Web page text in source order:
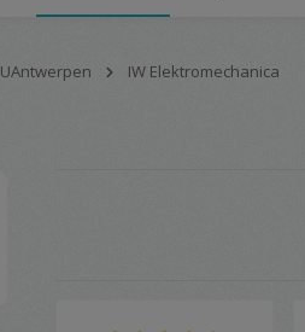
UAntwerpen IW Elektromechanica